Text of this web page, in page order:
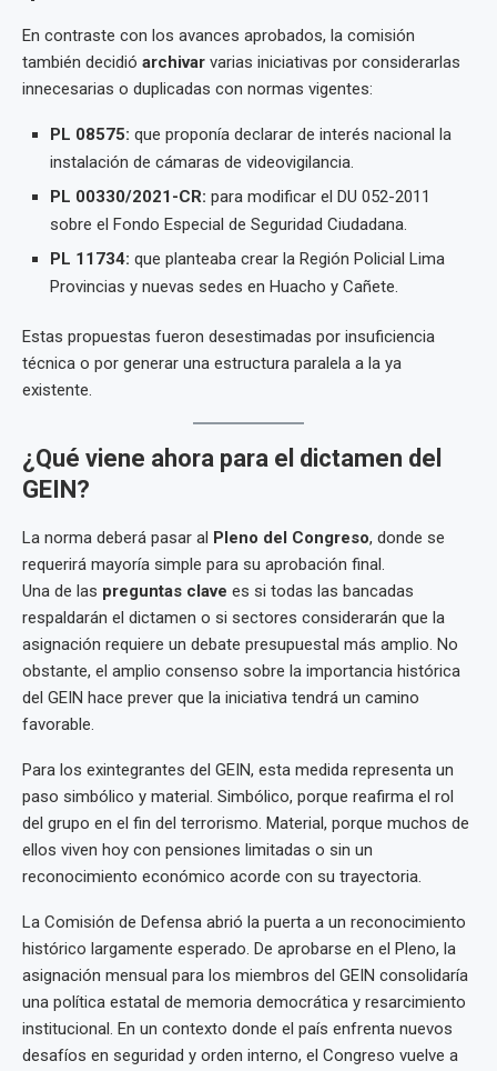
En contraste con los avances aprobados, la comisión
también decidió archivar varias iniciativas por considerarlas
innecesarias o duplicadas con normas vigentes:
PL 08575: que proponía declarar de interés nacional la
instalación de cámaras de videovigilancia.
PL 00330/2021-CR: para modificar el DU 052-2011
sobre el Fondo Especial de Seguridad Ciudadana.
PL 11734: que planteaba crear la Región Policial Lima
Provincias y nuevas sedes en Huacho y Cañete.
Estas propuestas fueron desestimadas por insuficiencia
técnica o por generar una estructura paralela a la ya
existente.
¿Qué viene ahora para el dictamen del
GEIN?
La norma deberá pasar al Pleno del Congreso, donde se
requerirá mayoría simple para su aprobación final.
Una de las preguntas clave es si todas las bancadas
respaldarán el dictamen o si sectores considerarán que la
asignación requiere un debate presupuestal más amplio. No
obstante, el amplio consenso sobre la importancia histórica
del GEIN hace prever que la iniciativa tendrá un camino
favorable.
Para los exintegrantes del GEIN, esta medida representa un
paso simbólico y material. Simbólico, porque reafirma el rol
del grupo en el fin del terrorismo. Material, porque muchos de
ellos viven hoy con pensiones limitadas o sin un
reconocimiento económico acorde con su trayectoria.
La Comisión de Defensa abrió la puerta a un reconocimiento
histórico largamente esperado. De aprobarse en el Pleno, la
asignación mensual para los miembros del GEIN consolidaría
una política estatal de memoria democrática y resarcimiento
institucional. En un contexto donde el país enfrenta nuevos
desafíos en seguridad y orden interno, el Congreso vuelve a